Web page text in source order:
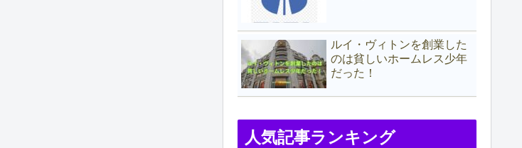
ルイ・ヴィトンを創業した
のは貧しいホームレス少年
だった！
人気記事ランキング